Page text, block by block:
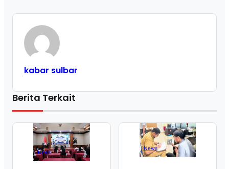
kabar sulbar
Berita Terkait
News
News